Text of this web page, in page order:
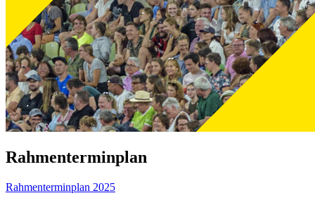
Rahmenterminplan
Rahmenterminplan 2025